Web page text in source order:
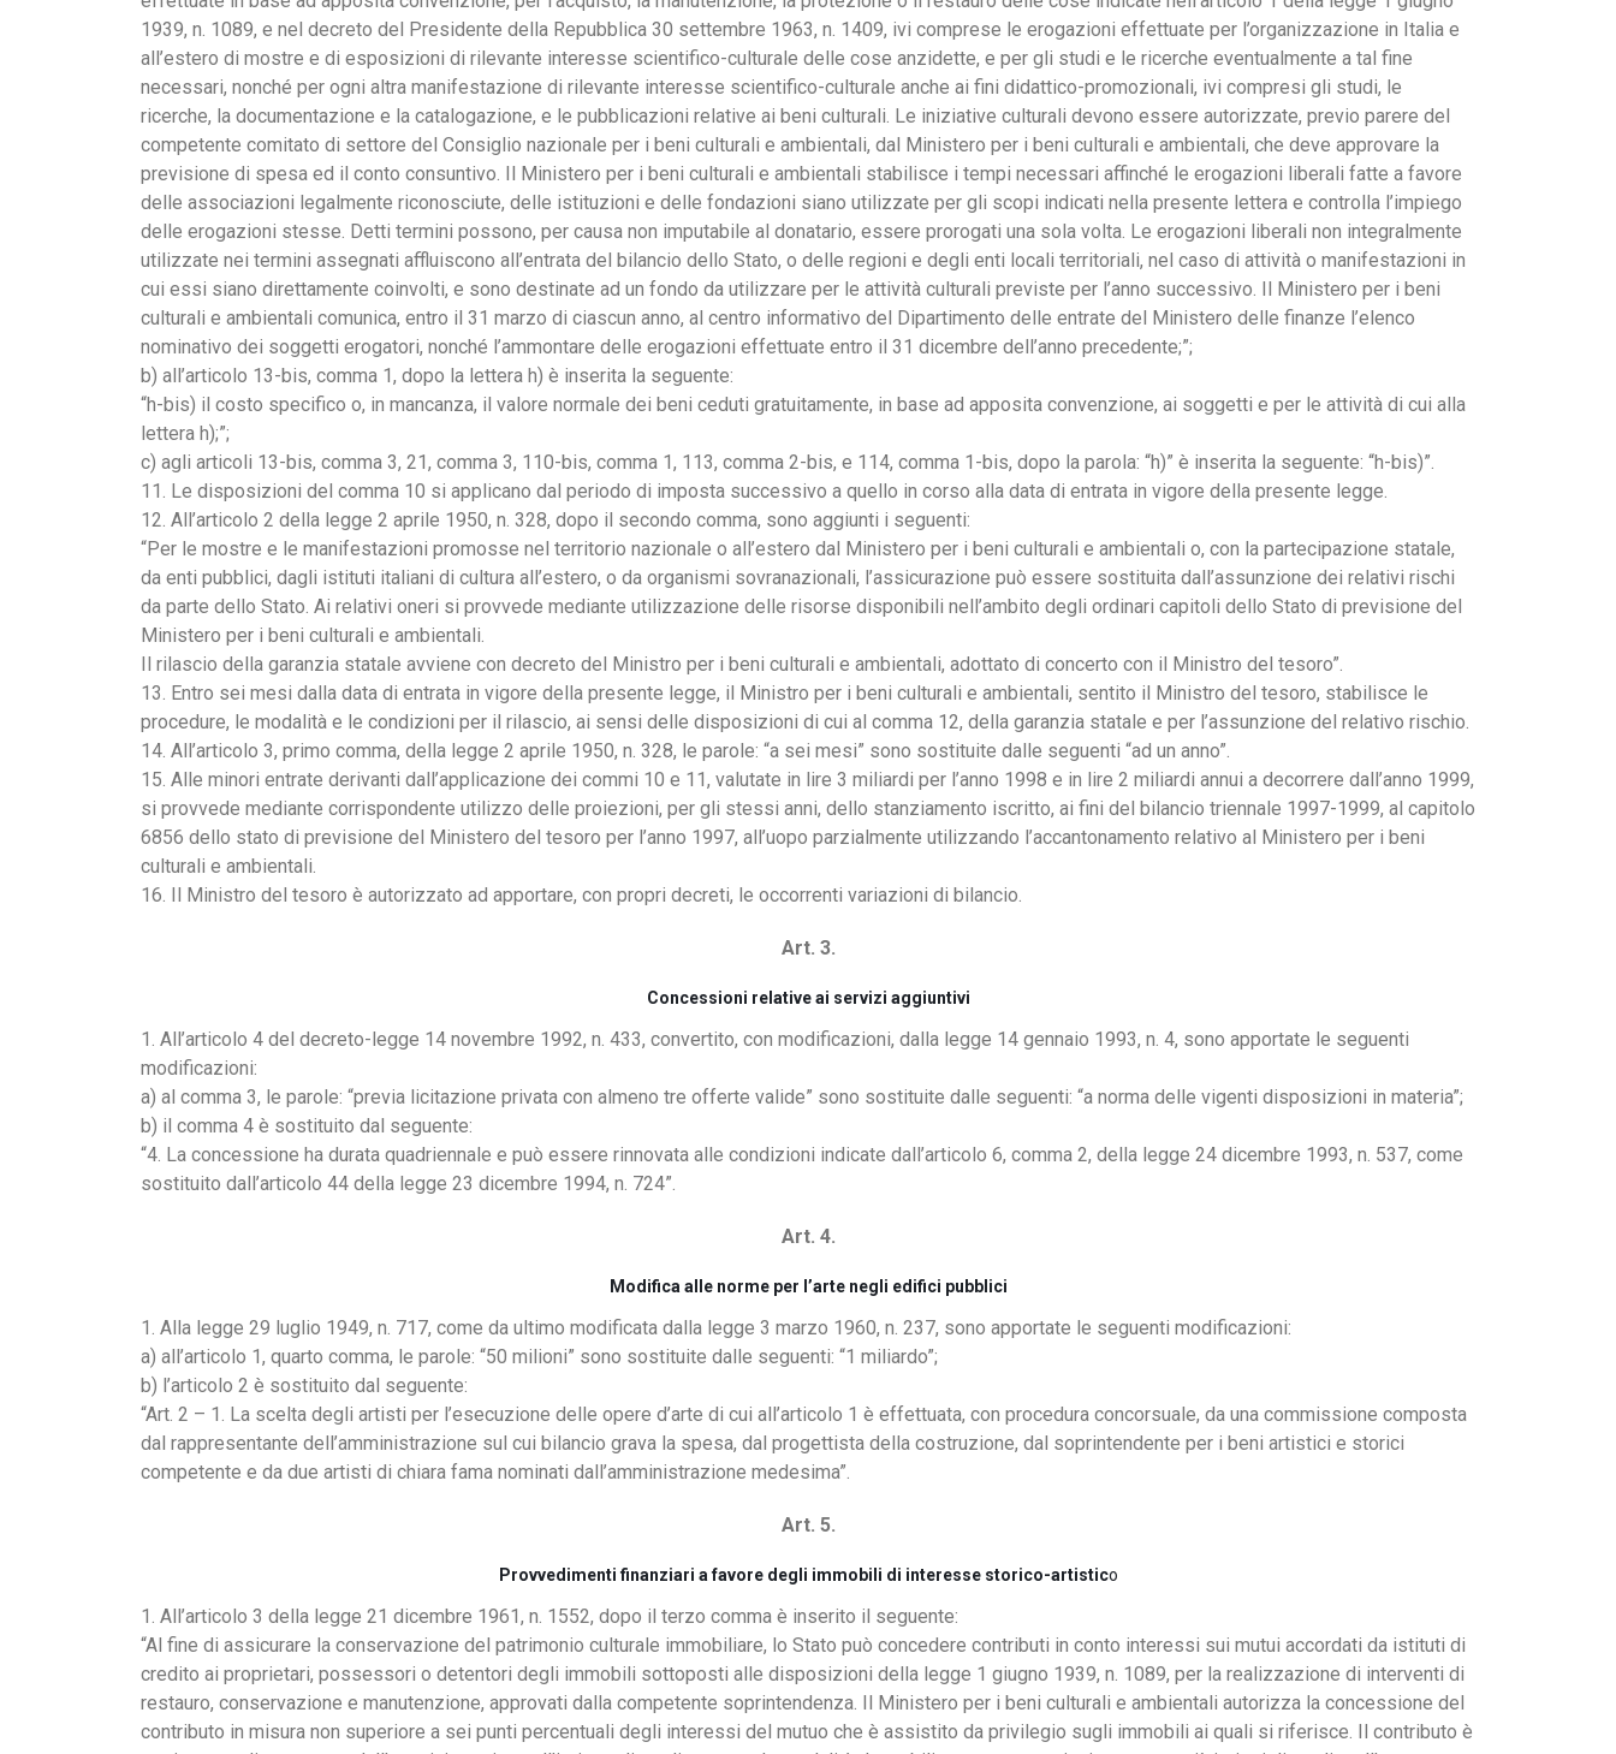
1939, n. 1089, e nel decreto del Presidente della Repubblica 30 settembre 1963, n. 1409, ivi comprese le erogazioni effettuate per l’organizzazione in Italia e
all’estero di mostre e di esposizioni di rilevante interesse scientifico-culturale delle cose anzidette, e per gli studi e le ricerche eventualmente a tal fine
necessari, nonché per ogni altra manifestazione di rilevante interesse scientifico-culturale anche ai fini didattico-promozionali, ivi compresi gli studi, le
ricerche, la documentazione e la catalogazione, e le pubblicazioni relative ai beni culturali. Le iniziative culturali devono essere autorizzate, previo parere del
competente comitato di settore del Consiglio nazionale per i beni culturali e ambientali, dal Ministero per i beni culturali e ambientali, che deve approvare la
previsione di spesa ed il conto consuntivo. Il Ministero per i beni culturali e ambientali stabilisce i tempi necessari affinché le erogazioni liberali fatte a favore
delle associazioni legalmente riconosciute, delle istituzioni e delle fondazioni siano utilizzate per gli scopi indicati nella presente lettera e controlla l’impiego
delle erogazioni stesse. Detti termini possono, per causa non imputabile al donatario, essere prorogati una sola volta. Le erogazioni liberali non integralmente
utilizzate nei termini assegnati affluiscono all’entrata del bilancio dello Stato, o delle regioni e degli enti locali territoriali, nel caso di attività o manifestazioni in
cui essi siano direttamente coinvolti, e sono destinate ad un fondo da utilizzare per le attività culturali previste per l’anno successivo. Il Ministero per i beni
culturali e ambientali comunica, entro il 31 marzo di ciascun anno, al centro informativo del Dipartimento delle entrate del Ministero delle finanze l’elenco
nominativo dei soggetti erogatori, nonché l’ammontare delle erogazioni effettuate entro il 31 dicembre dell’anno precedente;”;
b) all’articolo 13-bis, comma 1, dopo la lettera h) è inserita la seguente:
“h-bis) il costo specifico o, in mancanza, il valore normale dei beni ceduti gratuitamente, in base ad apposita convenzione, ai soggetti e per le attività di cui alla
lettera h);”;
c) agli articoli 13-bis, comma 3, 21, comma 3, 110-bis, comma 1, 113, comma 2-bis, e 114, comma 1-bis, dopo la parola: “h)” è inserita la seguente: “h-bis)”.
11. Le disposizioni del comma 10 si applicano dal periodo di imposta successivo a quello in corso alla data di entrata in vigore della presente legge.
12. All’articolo 2 della legge 2 aprile 1950, n. 328, dopo il secondo comma, sono aggiunti i seguenti:
“Per le mostre e le manifestazioni promosse nel territorio nazionale o all’estero dal Ministero per i beni culturali e ambientali o, con la partecipazione statale,
da enti pubblici, dagli istituti italiani di cultura all’estero, o da organismi sovranazionali, l’assicurazione può essere sostituita dall’assunzione dei relativi rischi
da parte dello Stato. Ai relativi oneri si provvede mediante utilizzazione delle risorse disponibili nell’ambito degli ordinari capitoli dello Stato di previsione del
Ministero per i beni culturali e ambientali.
Il rilascio della garanzia statale avviene con decreto del Ministro per i beni culturali e ambientali, adottato di concerto con il Ministro del tesoro”.
13. Entro sei mesi dalla data di entrata in vigore della presente legge, il Ministro per i beni culturali e ambientali, sentito il Ministro del tesoro, stabilisce le
procedure, le modalità e le condizioni per il rilascio, ai sensi delle disposizioni di cui al comma 12, della garanzia statale e per l’assunzione del relativo rischio.
14. All’articolo 3, primo comma, della legge 2 aprile 1950, n. 328, le parole: “a sei mesi” sono sostituite dalle seguenti “ad un anno”.
15. Alle minori entrate derivanti dall’applicazione dei commi 10 e 11, valutate in lire 3 miliardi per l’anno 1998 e in lire 2 miliardi annui a decorrere dall’anno 1999,
si provvede mediante corrispondente utilizzo delle proiezioni, per gli stessi anni, dello stanziamento iscritto, ai fini del bilancio triennale 1997-1999, al capitolo
6856 dello stato di previsione del Ministero del tesoro per l’anno 1997, all’uopo parzialmente utilizzando l’accantonamento relativo al Ministero per i beni
culturali e ambientali.
16. Il Ministro del tesoro è autorizzato ad apportare, con propri decreti, le occorrenti variazioni di bilancio.
Art. 3.
Concessioni relative ai servizi aggiuntivi
1. All’articolo 4 del decreto-legge 14 novembre 1992, n. 433, convertito, con modificazioni, dalla legge 14 gennaio 1993, n. 4, sono apportate le seguenti
modificazioni:
a) al comma 3, le parole: “previa licitazione privata con almeno tre offerte valide” sono sostituite dalle seguenti: “a norma delle vigenti disposizioni in materia”;
b) il comma 4 è sostituito dal seguente:
“4. La concessione ha durata quadriennale e può essere rinnovata alle condizioni indicate dall’articolo 6, comma 2, della legge 24 dicembre 1993, n. 537, come
sostituito dall’articolo 44 della legge 23 dicembre 1994, n. 724”.
Art. 4.
Modifica alle norme per l’arte negli edifici pubblici
1. Alla legge 29 luglio 1949, n. 717, come da ultimo modificata dalla legge 3 marzo 1960, n. 237, sono apportate le seguenti modificazioni:
a) all’articolo 1, quarto comma, le parole: “50 milioni” sono sostituite dalle seguenti: “1 miliardo”;
b) l’articolo 2 è sostituito dal seguente:
“Art. 2 – 1. La scelta degli artisti per l’esecuzione delle opere d’arte di cui all’articolo 1 è effettuata, con procedura concorsuale, da una commissione composta
dal rappresentante dell’amministrazione sul cui bilancio grava la spesa, dal progettista della costruzione, dal soprintendente per i beni artistici e storici
competente e da due artisti di chiara fama nominati dall’amministrazione medesima”.
Art. 5.
Provvedimenti finanziari a favore degli immobili di interesse storico-artistico
1. All’articolo 3 della legge 21 dicembre 1961, n. 1552, dopo il terzo comma è inserito il seguente:
“Al fine di assicurare la conservazione del patrimonio culturale immobiliare, lo Stato può concedere contributi in conto interessi sui mutui accordati da istituti di
credito ai proprietari, possessori o detentori degli immobili sottoposti alle disposizioni della legge 1 giugno 1939, n. 1089, per la realizzazione di interventi di
restauro, conservazione e manutenzione, approvati dalla competente soprintendenza. Il Ministero per i beni culturali e ambientali autorizza la concessione del
contributo in misura non superiore a sei punti percentuali degli interessi del mutuo che è assistito da privilegio sugli immobili ai quali si riferisce. Il contributo è